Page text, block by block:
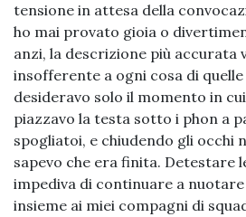
tensione in attesa della
ho mai provato gioia o
anzi, la descrizione più accurata
insofferente a ogni cosa di
desideravo solo il momento in
piazzavo la testa sotto i phon a
spogliatoi, e chiudendo gli occhi
sapevo che era finita. Detestare
impediva di continuare a
insieme ai miei compagni di